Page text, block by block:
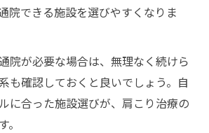
院できる施設を選びやすくなりま
院が必要な場合は、無理なく続けら
も確認しておくと良いでしょう。自
に合った施設選びが、肩こり治療の